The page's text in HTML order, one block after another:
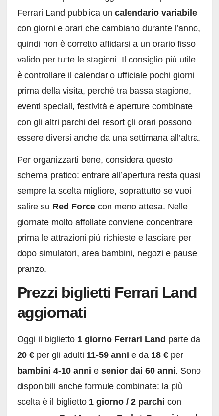
Ferrari Land pubblica un calendario variabile
con giorni e orari che cambiano durante l’anno,
quindi non è corretto affidarsi a un orario fisso
valido per tutte le stagioni. Il consiglio più utile
è controllare il calendario ufficiale pochi giorni
prima della visita, perché tra bassa stagione,
eventi speciali, festività e aperture combinate
con gli altri parchi del resort gli orari possono
essere diversi anche da una settimana all’altra.
Per organizzarti bene, considera questo
schema pratico: entrare all’apertura resta quasi
sempre la scelta migliore, soprattutto se vuoi
salire su Red Force con meno attesa. Nelle
giornate molto affollate conviene concentrare
prima le attrazioni più richieste e lasciare per
dopo simulatori, area bambini, negozi e pause
pranzo.
Prezzi biglietti Ferrari Land
aggiornati
Oggi il biglietto 1 giorno Ferrari Land parte da
20 € per gli adulti 11-59 anni e da 18 € per
bambini 4-10 anni e senior dai 60 anni. Sono
disponibili anche formule combinate: la più
scelta è il biglietto 1 giorno / 2 parchi con